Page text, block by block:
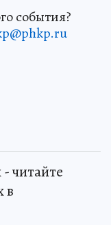
события?
читайте
в